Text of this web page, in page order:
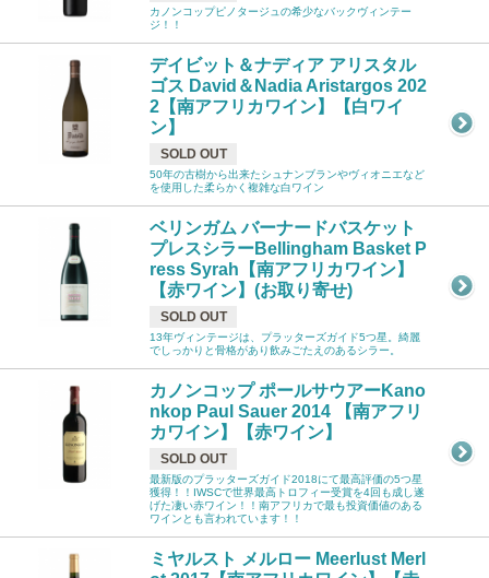
カノンコップピノタージュの希少なバックヴィンテー
ジ！！
デイビット＆ナディア アリスタル
ゴス David＆Nadia Aristargos 202
2【南アフリカワイン】【白ワイ
ン】
SOLD OUT
50年の古樹から出来たシュナンブランやヴィオニエなど
を使用した柔らかく複雑な白ワイン
ベリンガム バーナードバスケット
プレスシラーBellingham Basket P
ress Syrah【南アフリカワイン】
【赤ワイン】(お取り寄せ)
SOLD OUT
13年ヴィンテージは、プラッターズガイド5つ星。綺麗
でしっかりと骨格があり飲みごたえのあるシラー。
カノンコップ ポールサウアーKano
nkop Paul Sauer 2014 【南アフリ
カワイン】【赤ワイン】
SOLD OUT
最新版のプラッターズガイド2018にて最高評価の5つ星
獲得！！IWSCで世界最高トロフィー受賞を4回も成し遂
げた凄い赤ワイン！！南アフリカで最も投資価値のある
ワインとも言われています！！
ミヤルスト メルロー Meerlust Merl